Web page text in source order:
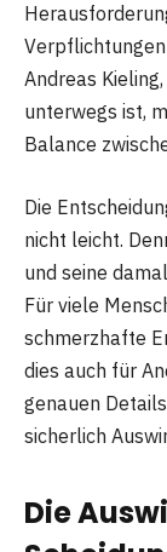
Andreas
unterwegs ist,
Balance
Die
nicht leicht.
und seine
Für viele
schmerzhafte
dies auch für
genauen
sicherlich
Die